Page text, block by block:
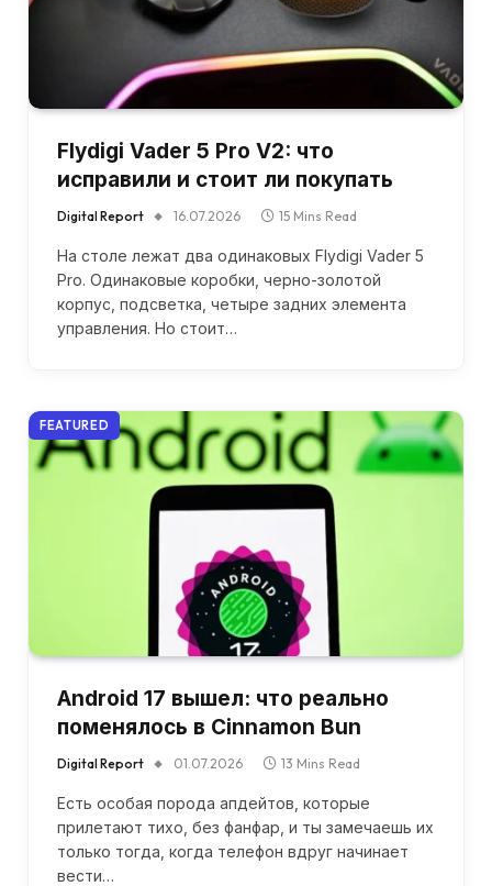
Flydigi Vader 5 Pro V2: что
исправили и стоит ли покупать
Digital Report 16.07.2026 15 Mins Read
На столе лежат два одинаковых Flydigi Vader 5
Pro. Одинаковые коробки, черно-золотой
корпус, подсветка, четыре задних элемента
управления. Но стоит…
FEATURED
Android 17 вышел: что реально
поменялось в Cinnamon Bun
Digital Report 01.07.2026 13 Mins Read
Есть особая порода апдейтов, которые
прилетают тихо, без фанфар, и ты замечаешь их
только тогда, когда телефон вдруг начинает
вести…